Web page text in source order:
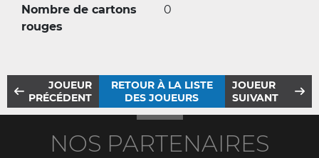
Nombre de cartons
rouges
0
JOUEUR
PRÉCÉDENT
RETOUR À LA LISTE
DES JOUEURS
JOUEUR
SUIVANT
NOS PARTENAIRES